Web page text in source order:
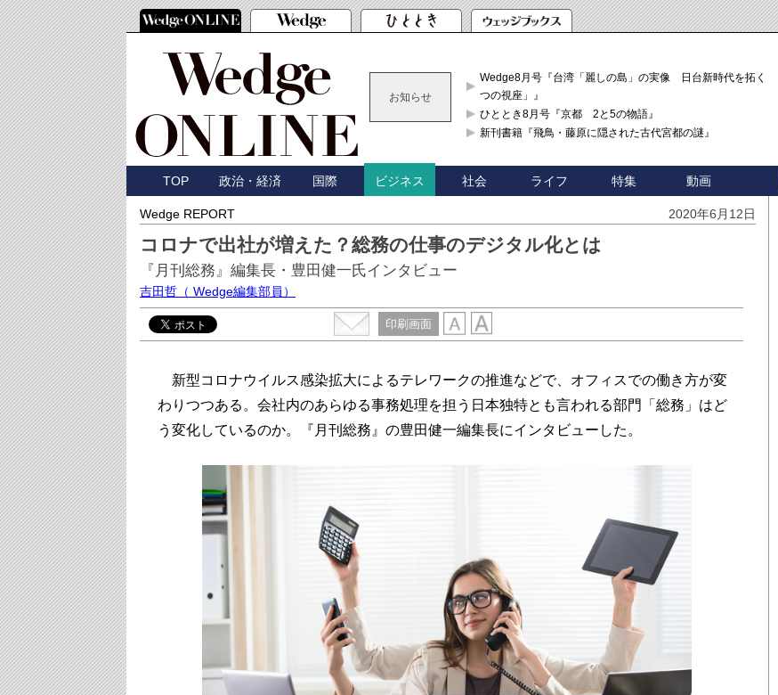
お知らせ
Wedge8月号『台湾「麗しの島」の実像 日台新時代を拓く「3
つの視座」』
ひととき8月号『京都 2と5の物語』
新刊書籍『飛鳥・藤原に隠された古代宮都の謎』
TOP 政治・経済 国際 ビジネス 社会 ライフ 特集 動画
Wedge REPORT 2020年6月12日
コロナで出社が増えた？総務の仕事のデジタル化とは
『月刊総務』編集長・豊田健一氏インタビュー
吉田哲 （ Wedge編集部員）
印刷画面
新型コロナウイルス感染拡大によるテレワークの推進などで、オフィスでの働き方が変
わりつつある。会社内のあらゆる事務処理を担う日本独特とも言われる部門「総務」はど
う変化しているのか。『月刊総務』の豊田健一編集長にインタビューした。